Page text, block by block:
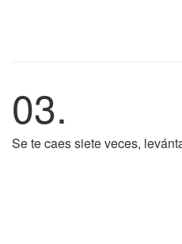
03.
Se te caes siete veces,